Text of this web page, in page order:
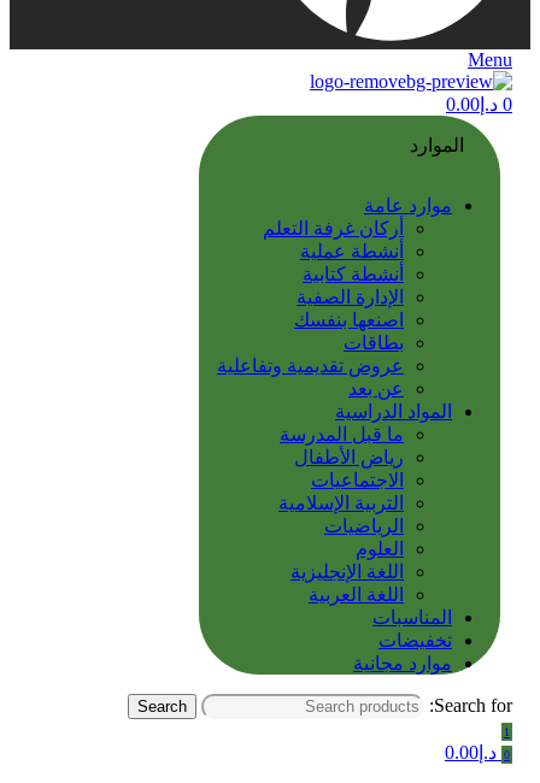
Menu
0 د.إ 0.00
الموارد
موارد عامة
أركان غرفة التعلم
أنشطة عملية
أنشطة كتابية
الإدارة الصفية
اصنعها بنفسك
بطاقات
عروض تقديمية وتفاعلية
عن بعد
المواد الدراسية
ما قبل المدرسة
رياض الأطفال
الاجتماعيات
التربية الإسلامية
الرياضيات
العلوم
اللغة الإنجليزية
اللغة العربية
المناسبات
تخفيضات
موارد مجانية
Search for:
Search
1
0 د.إ 0.00